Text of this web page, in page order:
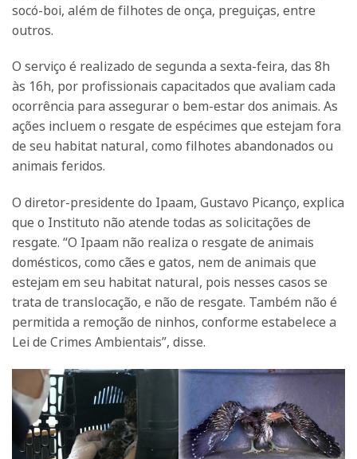
socó-boi, além de filhotes de onça, preguiças, entre
outros.
O serviço é realizado de segunda a sexta-feira, das 8h
às 16h, por profissionais capacitados que avaliam cada
ocorrência para assegurar o bem-estar dos animais. As
ações incluem o resgate de espécimes que estejam fora
de seu habitat natural, como filhotes abandonados ou
animais feridos.
O diretor-presidente do Ipaam, Gustavo Picanço, explica
que o Instituto não atende todas as solicitações de
resgate. “O Ipaam não realiza o resgate de animais
domésticos, como cães e gatos, nem de animais que
estejam em seu habitat natural, pois nesses casos se
trata de translocação, e não de resgate. Também não é
permitida a remoção de ninhos, conforme estabelece a
Lei de Crimes Ambientais”, disse.